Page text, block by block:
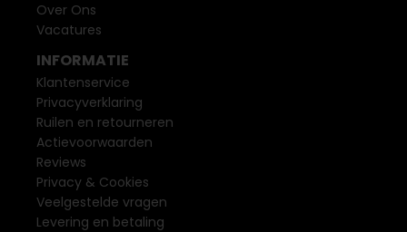
Over Ons
Vacatures
INFORMATIE
Klantenservice
Privacyverklaring
Ruilen en retourneren
Actievoorwaarden
Reviews
Privacy & Cookies
Veelgestelde vragen
Levering en betaling